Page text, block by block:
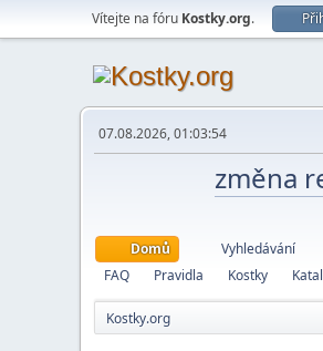
Vítejte na fóru Kostky.org.
07.08.2026, 01:03:54
změna
Domů Vyhledávání
FAQ
Pravidla Kostky
Kostky.org